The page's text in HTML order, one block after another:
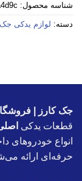
شناسه محصول:
دسته: لوازم یدکی جک J3
جک کارز |
قطعات یدکی
انواع خودروهای
حرفه‌ای ارائه